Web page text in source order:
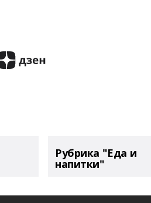
Рубрика "Еда и
напитки"